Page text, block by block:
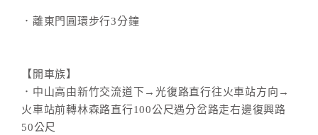
．離東門圓環步行3分鐘
【開車族】
．中山高由新竹交流道下→光復路直行往火車站方向→
火車站前轉林森路直行100公尺遇分岔路走右邊復興路
50公尺